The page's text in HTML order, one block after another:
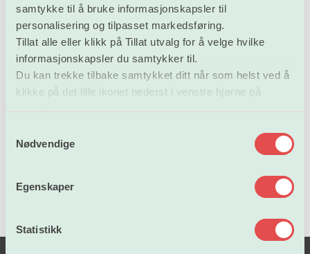
samtykke til å bruke informasjonskapsler til
personalisering og tilpasset markedsføring.
Tillat alle eller klikk på Tillat utvalg for å velge hvilke
informasjonskapsler du samtykker til.
Du kan trekke tilbake samtykket ditt når som helst ved å
klikke på det lille ikonet nederst i venstre hjørne på
Nødvendige
Egenskaper
Statistikk
dialogue with the researchers’ trade unions.
Read full article
ETUCE home page